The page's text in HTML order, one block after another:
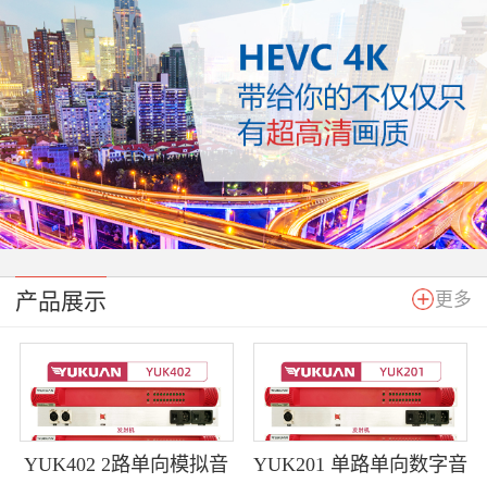
产品展示 更多
YUK402 2路单向模拟音
YUK201 单路单向数字音